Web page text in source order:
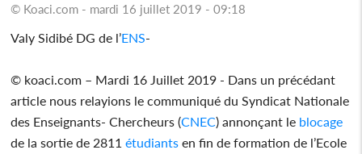
© Koaci.com - mardi 16 juillet 2019 - 09:18
Valy Sidibé DG de l’ENS-
© koaci.com – Mardi 16 Juillet 2019 - Dans un précédant
article nous relayions le communiqué du Syndicat Nationale
des Enseignants- Chercheurs (CNEC) annonçant le blocage
de la sortie de 2811étudiants en fin de formation de l’Ecole